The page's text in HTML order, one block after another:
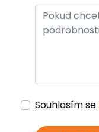
Souhlasím se